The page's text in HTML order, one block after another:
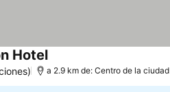
Hotel
a 2.9 km de: Centro de la ciudad